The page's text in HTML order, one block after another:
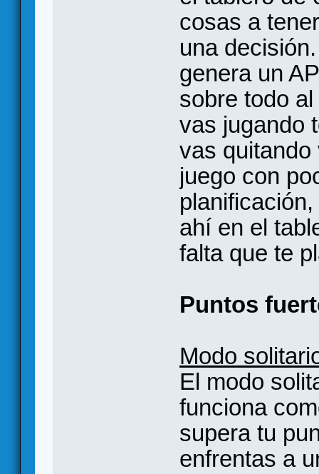
cosas a
una
genera un
sobre todo
vas jugando
vas quitando
juego con
ahí en el
falta que te
Puntos
Modo
El modo
funciona
supera tu
enfrentas a